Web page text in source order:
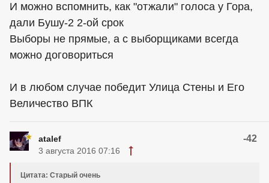
И можно вспомнить, как "отжали" голоса у Гора,
дали Бушу-2 2-ой срок
Выборы не прямые, а с выборщиками всегда
можно договориться
И в любом случае победит Улица Стены и Его
Величество ВПК
atalef -42
3 августа 2016 07:16
Цитата: Старый очень